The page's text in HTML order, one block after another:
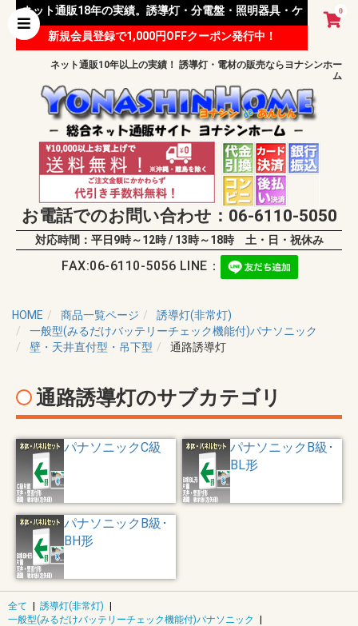
0
ネット通販18年の実績。誘導灯・分電盤・照明器具・ケ
ーブル等 様々な資材を取り扱っています。
新規会員登録で1,000円OFFクーポン発行中！
ネット通販10年以上の実績！ 誘導灯・電材の販売ならヨナシンホー
ム
お電話でのお問い合わせ：06-6110-5050
対応時間：平日9時～12時 / 13時～18時 土・日・祝休み
FAX:06-6110-5056 LINE：
HOME 商品一覧ページ
誘導灯(非常灯)
一般型(みるだけバッテリーチェック機能付)パナソニック
壁・天井直付型・吊下型
通路誘導灯
通路誘導灯のサブカテゴリ
パナソニックC級
パナソニックB級･
BL形
パナソニックB級･
BH形
全て | 誘導灯(非常灯) |
一般型(みるだけバッテリーチェック機能付)パナソニック
|